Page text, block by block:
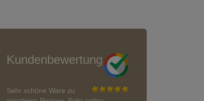
Kundenbewertung
Sehr schöne Ware zu